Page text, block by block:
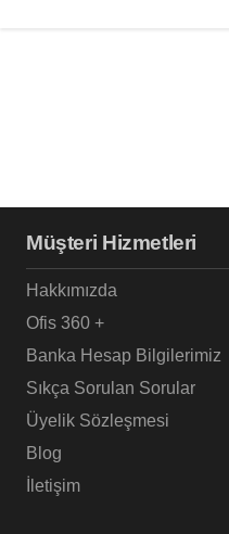
Müşteri Hizmetleri
Hakkımızda
Ofis 360 +
Banka Hesap Bilgilerimiz
Sıkça Sorulan Sorular
Üyelik Sözleşmesi
Blog
İletişim